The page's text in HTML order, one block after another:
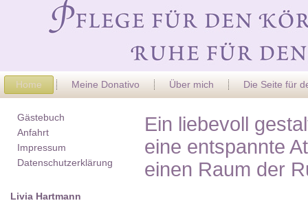
Home Meine Donativo Über mich Die Seite für
Gästebuch
Anfahrt
Impressum
Datenschutzerklärung
Livia Hartmann
Ein liebevoll
eine entspannte
einen Raum der